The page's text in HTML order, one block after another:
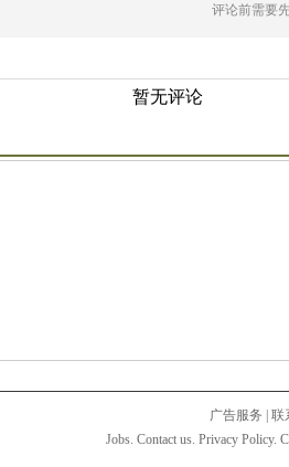
评论前需要
暂无评论
广告服务
联
Jobs. Contact us. Privacy Policy.